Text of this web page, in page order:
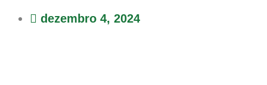
dezembro 4, 2024